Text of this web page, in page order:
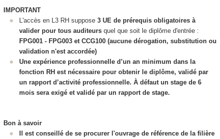
IMPORTANT
L'accès en L3 RH suppose 3 UE de prérequis obligatoires à
valider pour tous auditeurs quel que soit le diplôme d'entrée :
FPG001 - FPG003 et CCG100 (aucune dérogation, substitution ou
validation n'est accordée)
Une expérience professionnelle d’un an minimum dans la
fonction RH est nécessaire pour obtenir le diplôme, validé par
un rapport d’activité professionnelle. À défaut un stage de 6
mois sera exigé et validé par un rapport de stage.
Bon à savoir
Il est conseillé de se procurer l'ouvrage de référence de la filière